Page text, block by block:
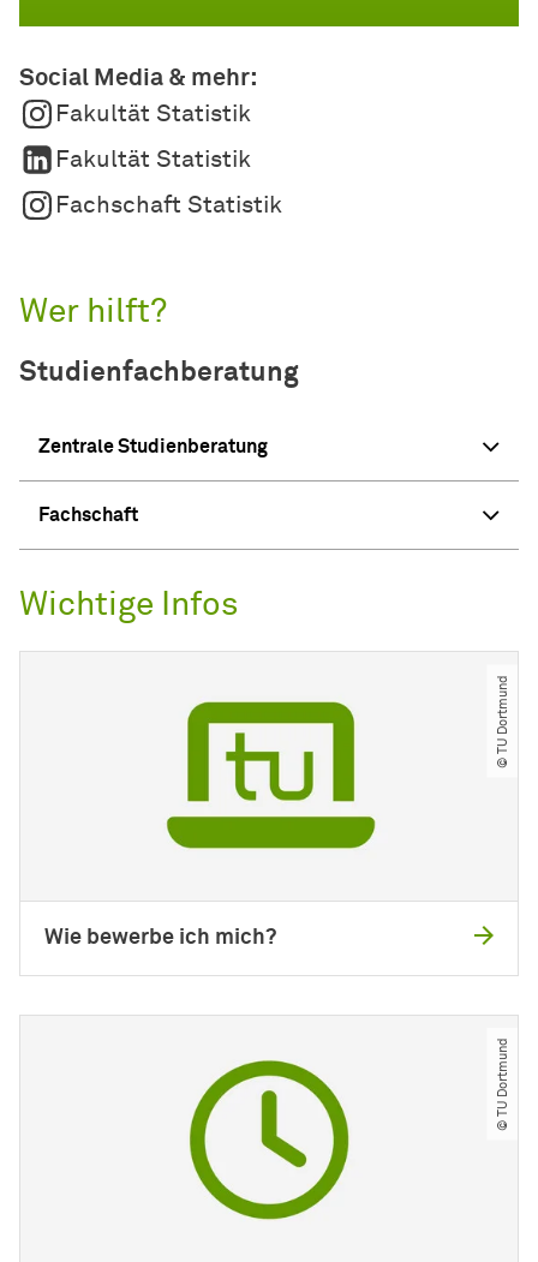
Social Media & mehr:
Fakultät Statistik
Fakultät Statistik
Fachschaft Statistik
Wer hilft?
Studienfachberatung
Zentrale Studienberatung
Fachschaft
Wichtige Infos
© TU Dortmund
Wie bewerbe ich mich?
© TU Dortmund